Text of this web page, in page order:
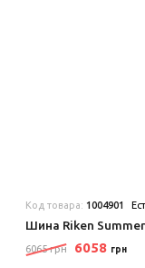
Код товара: 1004901
Шина Riken
6065 грн 6058 грн